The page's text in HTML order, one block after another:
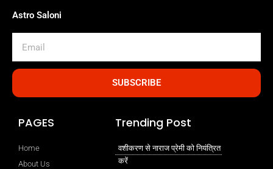
Astro Saloni
SUBSCRIBE
PAGES
Home
About Us
Trending Post
वशीकरण से नाराज प्रेमी को नियंत्रित
करें